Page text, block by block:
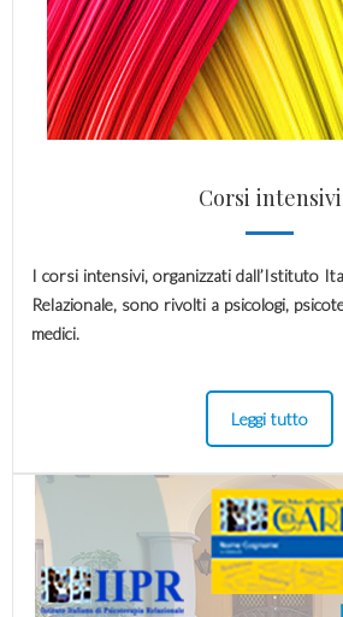
Corsi intensivi
I corsi intensivi, organizzati dall’Istituto
Relazionale, sono rivolti a psicologi,
medici.
Leggi tutto